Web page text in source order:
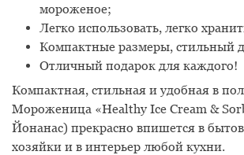
мороженое;
Легко использовать, легко
Компактные размеры, стильный
Отличный подарок для каждого!
Компактная, стильная и удобная в
Мороженица «Healthy Ice Cream &
Йонанас) прекрасно впишется в
хозяйки и в интерьер любой кухни.